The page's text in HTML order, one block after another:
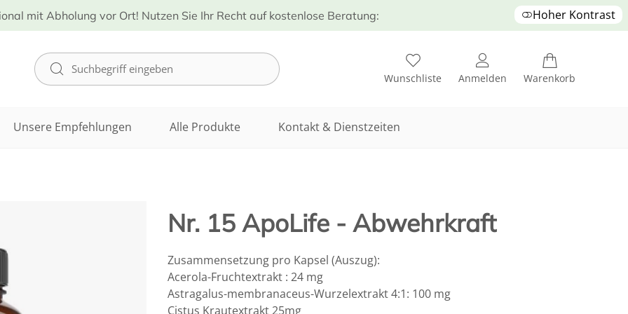
mit Abholung vor Ort! Nutzen Sie Ihr Recht auf kostenlose Beratung: Hoher Kontrast
Wunschliste Anmelden Warenkorb
Unsere Empfehlungen Alle Produkte Kontakt & Dienstzeiten
Nr. 15 ApoLife - Abwehrkraft
Zusammensetzung pro Kapsel (Auszug):
Acerola-Fruchtextrakt : 24 mg
Astragalus-membranaceus-Wurzelextrakt 4:1: 100 mg
Cistus Krautextrakt 25mg